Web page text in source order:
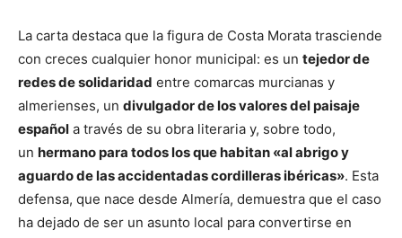
La carta destaca que la figura de Costa Morata trasciende
con creces cualquier honor municipal: es un tejedor de
redes de solidaridad entre comarcas murcianas y
almerienses, un divulgador de los valores del paisaje
español a través de su obra literaria y, sobre todo,
un hermano para todos los que habitan «al abrigo y
aguardo de las accidentadas cordilleras ibéricas». Esta
defensa, que nace desde Almería, demuestra que el caso
ha dejado de ser un asunto local para convertirse en